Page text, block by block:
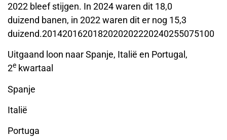
2022 bleef stijgen. In 2024 waren dit 18,0
duizend banen, in 2022 waren dit er nog 15,3
duizend.2014201620182020202220240255075100
Uitgaand loon naar Spanje, Italië en Portugal,
2e kwartaal
Spanje
Italië
Portuga